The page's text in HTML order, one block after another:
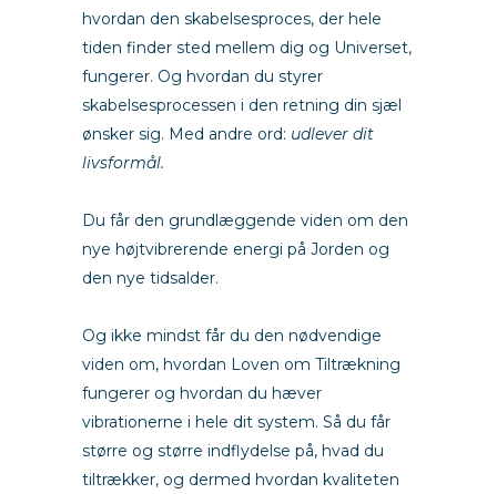
hvordan den skabelsesproces, der hele
tiden finder sted mellem dig og Universet,
fungerer. Og hvordan du styrer
skabelsesprocessen i den retning din sjæl
ønsker sig. Med andre ord: udlever dit
livsformål.
Du får den grundlæggende viden om den
nye højtvibrerende energi på Jorden og
den nye tidsalder.
Og ikke mindst får du den nødvendige
viden om, hvordan Loven om Tiltrækning
fungerer og hvordan du hæver
vibrationerne i hele dit system. Så du får
større og større indflydelse på, hvad du
tiltrækker, og dermed hvordan kvaliteten